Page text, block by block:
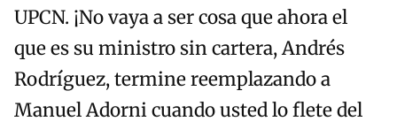
UPCN. ¡No vaya a ser cosa que ahora el
que es su ministro sin cartera, Andrés
Rodríguez, termine reemplazando a
Manuel Adorni cuando usted lo flete del